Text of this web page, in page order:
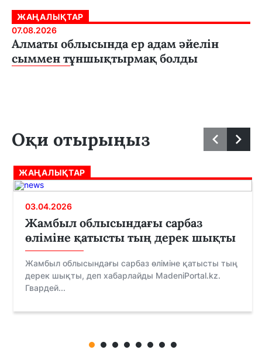
ЖАҢАЛЫҚТАР
07.08.2026
Алматы облысында ер адам әйелін
сыммен тұншықтырмақ болды
Оқи отырыңыз
ЖАҢАЛЫҚТАР
03.04.2026
Жамбыл облысындағы сарбаз
өліміне қатысты тың дерек шықты
Жамбыл облысындағы сарбаз өліміне қатысты тың
дерек шықты, деп хабарлайды MadeniPortal.kz.
Гвардей...